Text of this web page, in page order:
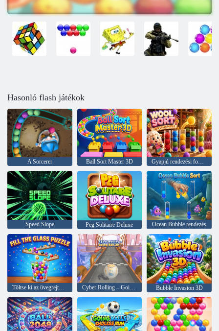
Hasonló flash játékok
A Sorcerer Ball Sort Master 3D Gyapjú rendezési fonal színes puzzle
Speed Slope Peg Solitaire Deluxe Ocean Bubble rendezés
Cyber Rolling – Going Ball 3D Bubble Invasion 3D